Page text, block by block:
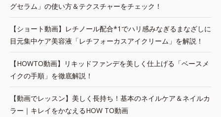
グセラム」の使い方＆テクスチャーをチェック！
【ショート動画】レチノール配合*1でハリ感みなぎるまなざしに
目元集中ケア美容液「レチフォーカスアイクリーム」を解説！
【HOWTO動画】リキッドファンデを美しく仕上げる「ベースメ
イクの手順」を徹底解説！
【動画でレッスン】美しく長持ち！基本のネイルケア＆ネイルカ
ラー｜キレイをかなえるHOW TO動画